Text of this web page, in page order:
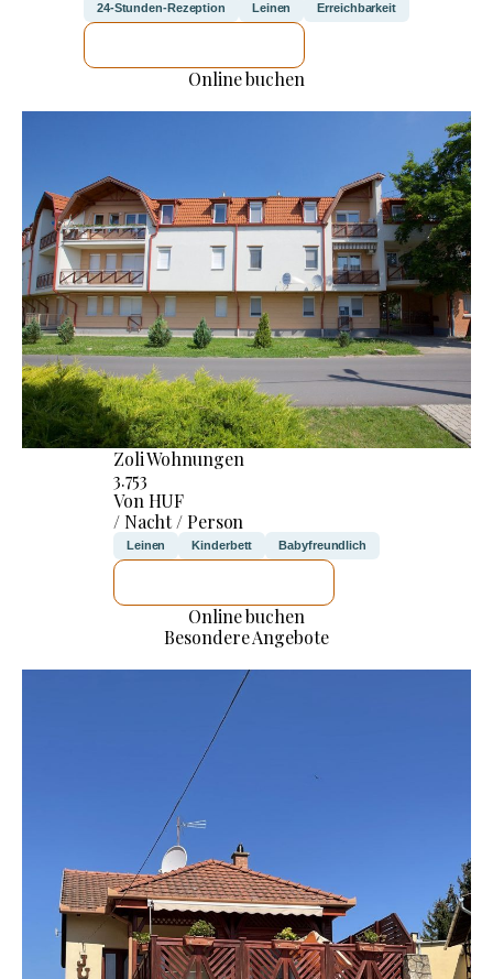
24-Stunden-Rezeption Leinen Erreichbarkeit
Online buchen
Zoli Wohnungen
3.753
Von HUF
/ Nacht / Person
Leinen Kinderbett Babyfreundlich
Online buchen
Besondere Angebote